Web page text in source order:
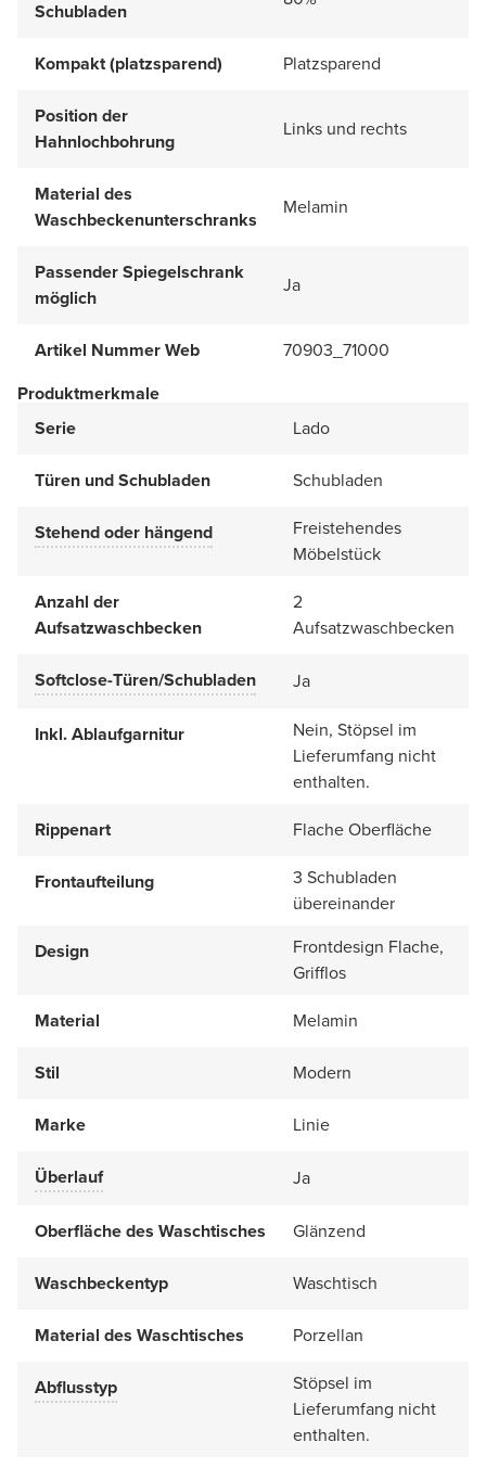
Schubladen
Kompakt (platzsparend) Platzsparend
Position der
Hahnlochbohrung
Links und rechts
Material des
Waschbeckenunterschranks
Melamin
Passender Spiegelschrank
möglich
Ja
Artikel Nummer Web
70903_71000
Produktmerkmale
Serie
Lado
Türen und Schubladen Schubladen
Stehend oder hängend
Freistehendes
Möbelstück
Anzahl der
Aufsatzwaschbecken
2
Aufsatzwaschbecken
Softclose-Türen/Schubladen Ja
Inkl. Ablaufgarnitur
Nein, Stöpsel im
Lieferumfang nicht
enthalten.
Rippenart
Flache Oberfläche
Frontaufteilung
3 Schubladen
übereinander
Design
Frontdesign Flache,
Grifflos
Material
Melamin
Stil Modern
Marke Linie
Überlauf Ja
Oberfläche des Waschtisches Glänzend
Waschbeckentyp Waschtisch
Material des Waschtisches Porzellan
Abflusstyp
Stöpsel im
Lieferumfang nicht
enthalten.